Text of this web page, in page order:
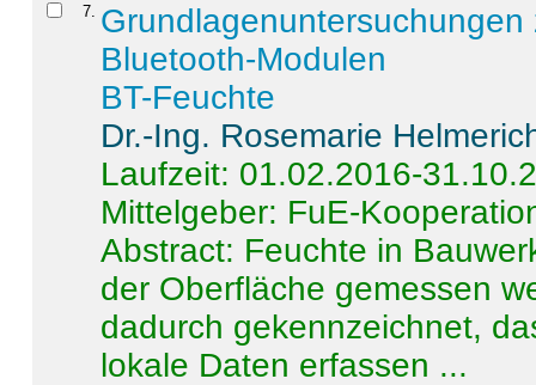
7
Bluetooth-Modulen
BT-Feuchte
Dr.-Ing. Rosemarie
Laufzeit: 01.02.2016-
Mittelgeber: FuE-
Abstract: Feuchte in
der Oberfläche gemessen
dadurch gekennzeichnet,
lokale Daten erfassen ...